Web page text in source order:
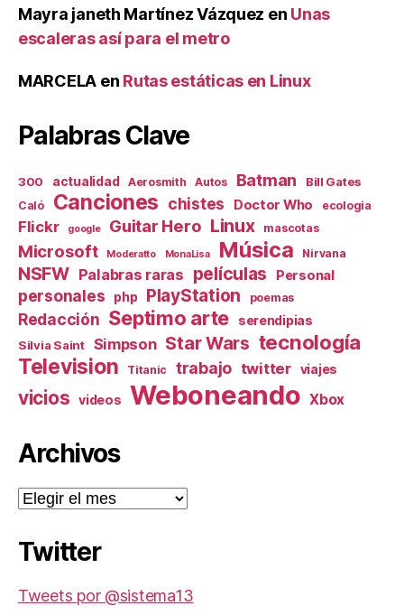
Mayra janeth Martínez Vázquez en Unas
escaleras así para el metro
MARCELA en Rutas estáticas en Linux
Palabras Clave
300 actualidad Aerosmith Autos Batman Bill Gates
Caló Canciones chistes Doctor Who ecologia
Flickr google Guitar Hero Linux mascotas
Microsoft Moderatto MonaLisa Música Nirvana
NSFW Palabras raras películas Personal
personales php PlayStation poemas
Redacción Septimo arte serendipias
Silvia Saint Simpson Star Wars tecnología
Television Titanic trabajo twitter viajes
vicios videos Weboneando Xbox
Archivos
Archivos
Twitter
Tweets por @sistema13